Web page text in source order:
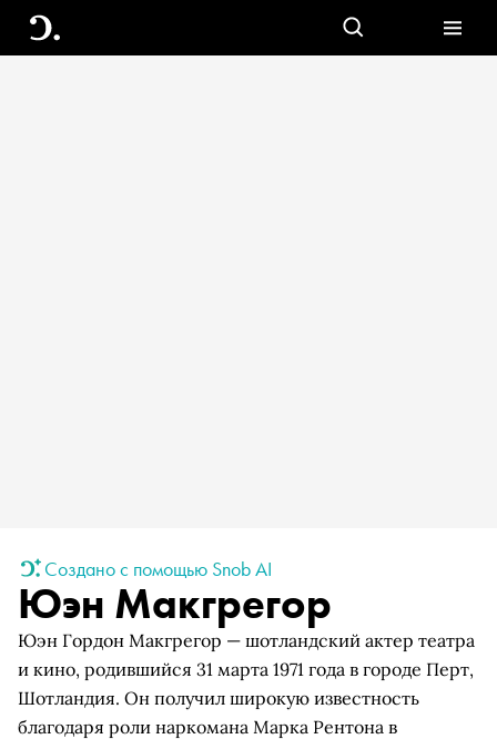
Создано с помощью Snob AI
Юэн Макгрегор
Юэн Гордон Макгрегор — шотландский актер театра
и кино, родившийся 31 марта 1971 года в городе Перт,
Шотландия. Он получил широкую известность
благодаря роли наркомана Марка Рентона в